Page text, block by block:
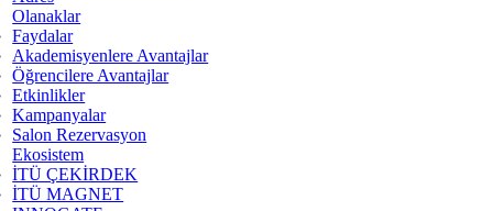
Olanaklar
Faydalar
Akademisyenlere Avantajlar
Öğrencilere Avantajlar
Etkinlikler
Kampanyalar
Salon Rezervasyon
Ekosistem
İTÜ ÇEKİRDEK
İTÜ MAGNET